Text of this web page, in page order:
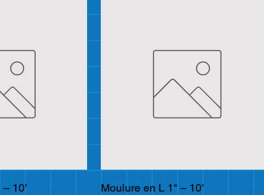
10’ Moulure en L 1" – 10’